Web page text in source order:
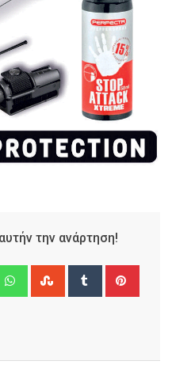
την ανάρτηση!
WhatsappStumbleUpon
Tumblr